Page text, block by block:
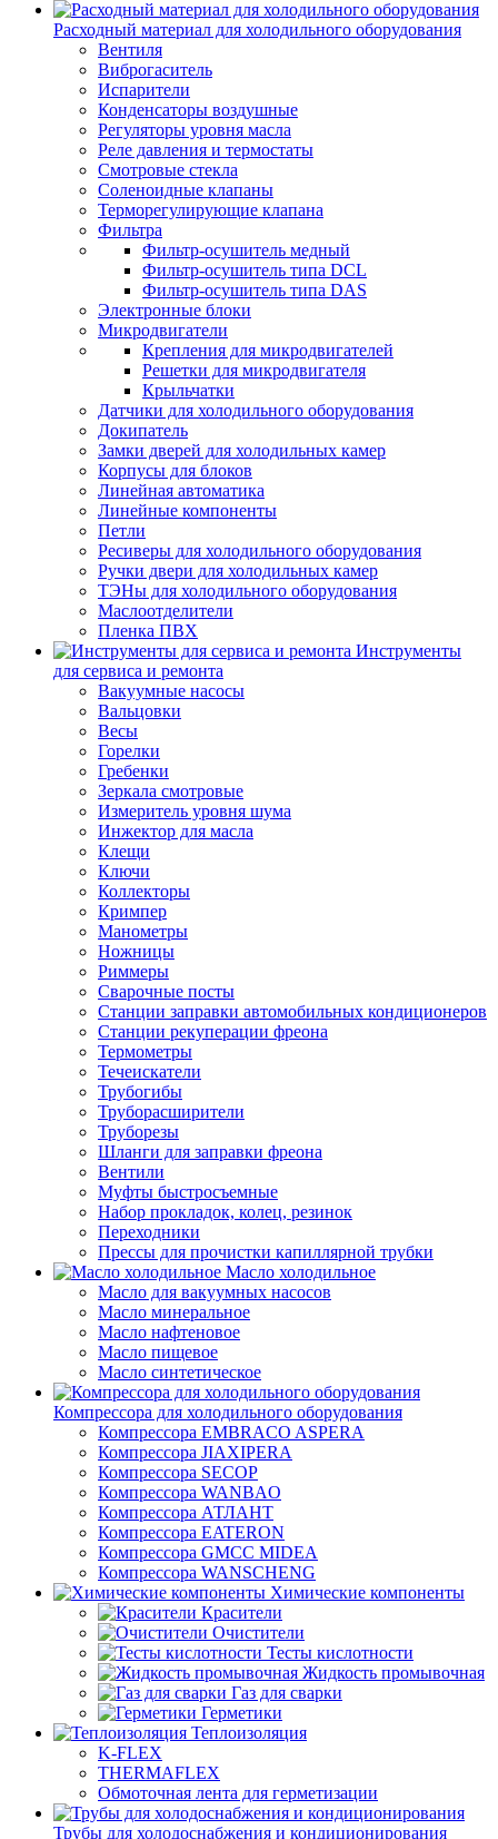
Расходный материал для холодильного оборудования
Вентиля
Виброгаситель
Испарители
Конденсаторы воздушные
Регуляторы уровня масла
Реле давления и термостаты
Смотровые стекла
Соленоидные клапаны
Терморегулирующие клапана
Фильтра
Фильтр-осушитель медный
Фильтр-осушитель типа DCL
Фильтр-осушитель типа DAS
Электронные блоки
Микродвигатели
Крепления для микродвигателей
Решетки для микродвигателя
Крыльчатки
Датчики для холодильного оборудования
Докипатель
Замки дверей для холодильных камер
Корпусы для блоков
Линейная автоматика
Линейные компоненты
Петли
Ресиверы для холодильного оборудования
Ручки двери для холодильных камер
ТЭНы для холодильного оборудования
Маслоотделители
Пленка ПВХ
Инструменты
для сервиса и ремонта
Вакуумные насосы
Вальцовки
Весы
Горелки
Гребенки
Зеркала смотровые
Измеритель уровня шума
Инжектор для масла
Клещи
Ключи
Коллекторы
Кримпер
Манометры
Ножницы
Риммеры
Сварочные посты
Станции заправки автомобильных кондиционеров
Станции рекуперации фреона
Термометры
Течеискатели
Трубогибы
Труборасширители
Труборезы
Шланги для заправки фреона
Вентили
Муфты быстросъемные
Набор прокладок, колец, резинок
Переходники
Прессы для прочистки капиллярной трубки
Масло холодильное
Масло для вакуумных насосов
Масло минеральное
Масло нафтеновое
Масло пищевое
Масло синтетическое
Компрессора для холодильного оборудования
Компрессора EMBRACO ASPERA
Компрессора JIAXIPERA
Компрессора SECOP
Компрессора WANBAO
Компрессора АТЛАНТ
Компрессора EATERON
Компрессора GMCC MIDEA
Компрессора WANSCHENG
Химические компоненты
Красители
Очистители
Тесты кислотности
Жидкость промывочная
Газ для сварки
Герметики
Теплоизоляция
K-FLEX
THERMAFLEX
Обмоточная лента для герметизации
Трубы для холодоснабжения и кондиционирования